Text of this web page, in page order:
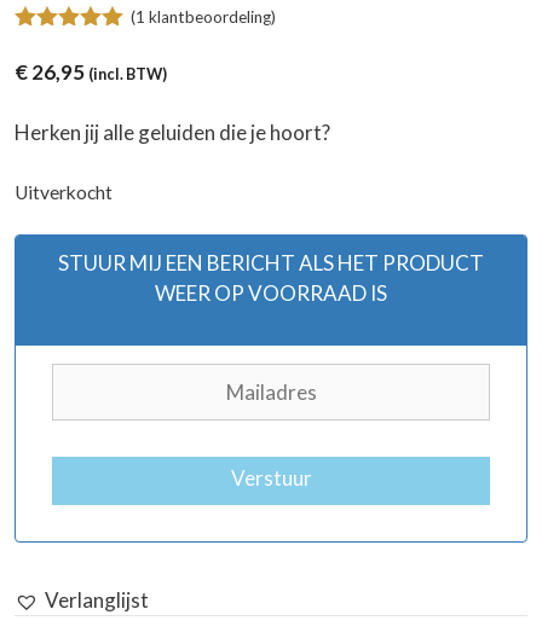
(1 klantbeoordeling)
€26,95 (incl. BTW)
Herken jij alle geluiden die je hoort?
Uitverkocht
STUUR MIJ EEN BERICHT ALS HET PRODUCT
WEER OP VOORRAAD IS
Verstuur
Verlanglijst